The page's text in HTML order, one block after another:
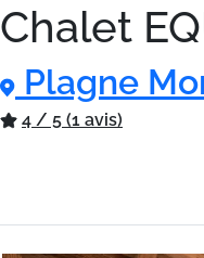
Chalet
Plagne
4 / 5 (1 avis)